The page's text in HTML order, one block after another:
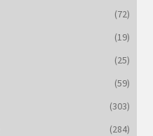
(72)
(19)
(25)
(59)
(303)
(284)